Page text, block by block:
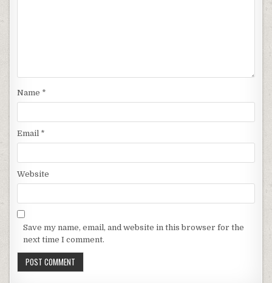
Name *
Email *
Website
Save my name, email, and website in this browser for the
next time I comment.